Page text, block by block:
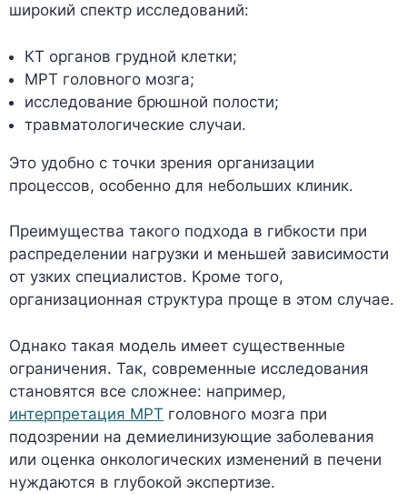
широкий спектр исследований:
КТ органов грудной клетки;
МРТ головного мозга;
исследование брюшной полости;
травматологические случаи.
Это удобно с точки зрения организации
процессов, особенно для небольших клиник.
Преимущества такого подхода в гибкости при
распределении нагрузки и меньшей зависимости
от узких специалистов. Кроме того,
организационная структура проще в этом случае.
Однако такая модель имеет существенные
ограничения. Так, современные исследования
становятся все сложнее: например,
интерпретация МРТ головного мозга при
подозрении на демиелинизующие заболевания
или оценка онкологических изменений в печени
нуждаются в глубокой экспертизе.